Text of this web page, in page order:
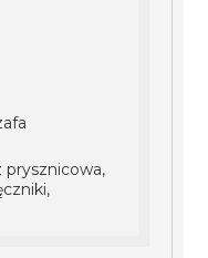
prysznicowa,